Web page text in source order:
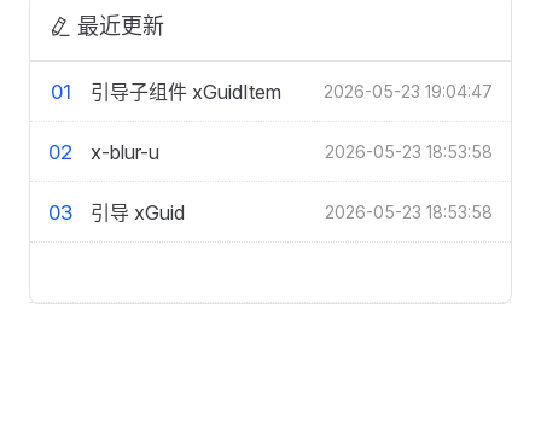
最近更新
01 引导子组件 xGuidItem 2026-05-23 19:04:47
02 x-blur-u 2026-05-23 18:53:58
03 引导 xGuid 2026-05-23 18:53:58